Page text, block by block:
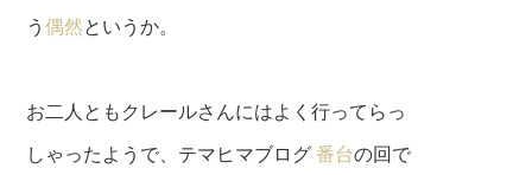
う偶然というか。
お二人ともクレールさんにはよく行ってらっ
しゃったようで、テマヒマブログ番台の回で